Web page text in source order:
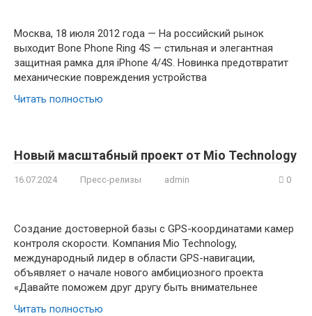
Москва, 18 июля 2012 года — На российский рынок
выходит Bone Phone Ring 4S — стильная и элегантная
защитная рамка для iPhone 4/4S. Новинка предотвратит
механические повреждения устройства
Читать полностью
Новый масштабный проект от Mio Technology
16.07.2024 Пресс-релизы admin 0
Создание достоверной базы с GPS-координатами камер
контроля скорости. Компания Mio Technology,
международный лидер в области GPS-навигации,
объявляет о начале нового амбициозного проекта
«Давайте поможем друг другу быть внимательнее
Читать полностью